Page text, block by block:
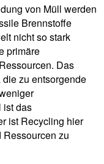
von Müll werden
Brennstoffe
nicht so stark
primäre
Das
zu entsorgende
ist das
ist Recycling hier
zu